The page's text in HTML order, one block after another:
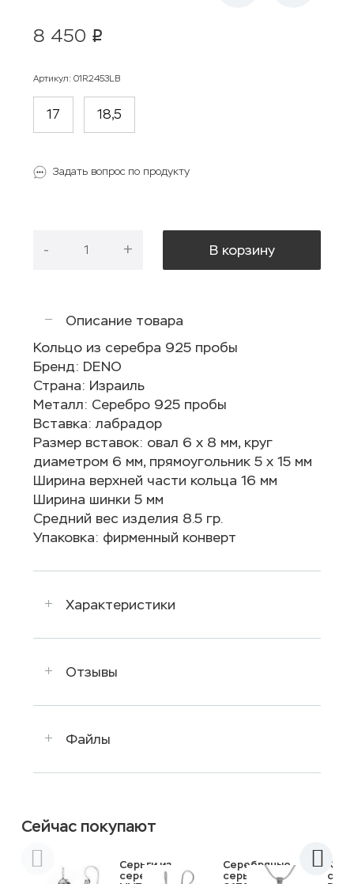
8 450 p
Артикул: 01R2453LB
17 18,5
Задать вопрос по продукту
- + В корзину
Описание товара
Кольцо из серебра 925 пробы
Бренд: DENO
Страна: Израиль
Металл: Серебро 925 пробы
Вставка: лабрадор
Размер вставок: овал 6 х 8 мм, круг
диаметром 6 мм, прямоугольник 5 х 15 мм
Ширина верхней части кольца 16 мм
Ширина шинки 5 мм
Средний вес изделия 8.5 гр.
Упаковка: фирменный конверт
Характеристики
Отзывы
Файлы
Сейчас покупают
Серьги из
серебра
Серебряные
серьги